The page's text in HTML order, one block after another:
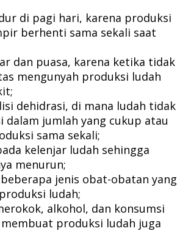
di pagi hari, karena produksi
berhenti sama sekali saat
dan puasa, karena ketika tidak
mengunyah produksi ludah
dehidrasi, di mana ludah tidak
dalam jumlah yang cukup atau
sama sekali;
kelenjar ludah sehingga
menurun;
jenis obat-obatan yang
ludah;
alkohol, dan konsumsi
produksi ludah juga